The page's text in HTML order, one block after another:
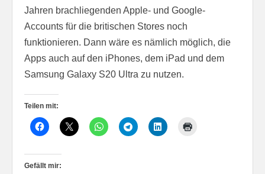
Jahren brachliegenden Apple- und Google-
Accounts für die britischen Stores noch
funktionieren. Dann wäre es nämlich möglich, die
Apps auch auf den iPhones, dem iPad und dem
Samsung Galaxy S20 Ultra zu nutzen.
Teilen mit:
Gefällt mir: